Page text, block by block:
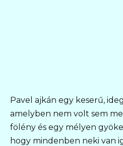
Pavel ajkán egy keserű,
amelyben nem volt sem
fölény és egy mélyen
hogy mindenben neki van